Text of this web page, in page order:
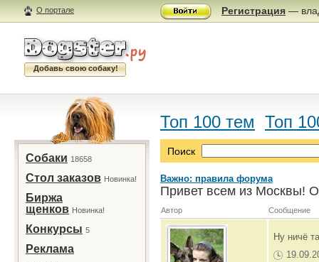
О портале Регистрация —
Добавь свою собаку!
Собаки 18658
Стол заказов Новинка!
Биржа
щенков Новинка!
Конкурсы 5
Реклама
Топ 100 тем Топ
Поиск
Важно: правила форума
Привет всем из Москвы!
Автор Сообщение
Ну ничё